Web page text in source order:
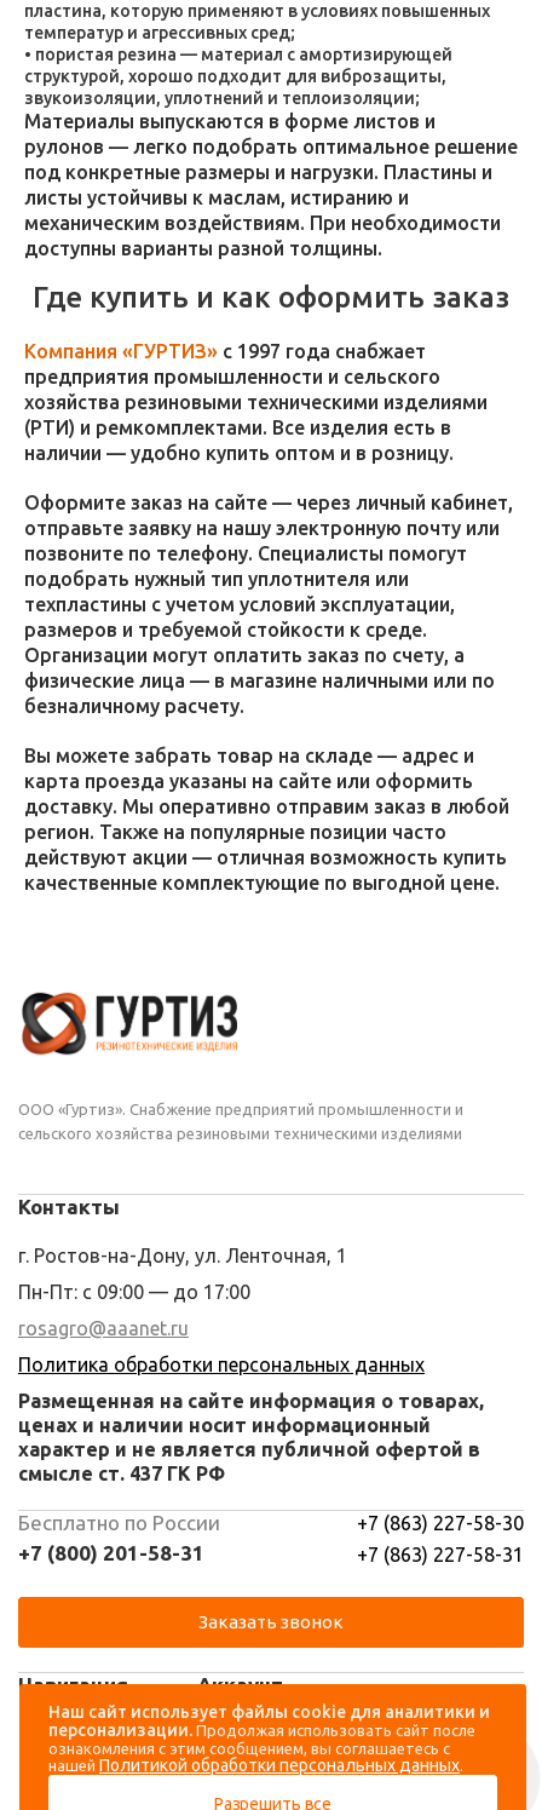
пластина, которую применяют в условиях повышенных
температур и агрессивных сред;
пористая резина — материал с амортизирующей
структурой, хорошо подходит для виброзащиты,
звукоизоляции, уплотнений и теплоизоляции;
Материалы выпускаются в форме листов и
рулонов — легко подобрать оптимальное решение
под конкретные размеры и нагрузки. Пластины и
листы устойчивы к маслам, истиранию и
механическим воздействиям. При необходимости
доступны варианты разной толщины.
Где купить и как оформить заказ
Компания «ГУРТИЗ» с 1997 года снабжает
предприятия промышленности и сельского
хозяйства резиновыми техническими изделиями
(РТИ) и ремкомплектами. Все изделия есть в
наличии — удобно купить оптом и в розницу.
Оформите заказ на сайте — через личный кабинет,
отправьте заявку на нашу электронную почту или
позвоните по телефону. Специалисты помогут
подобрать нужный тип уплотнителя или
техпластины с учетом условий эксплуатации,
размеров и требуемой стойкости к среде.
Организации могут оплатить заказ по счету, а
физические лица — в магазине наличными или по
безналичному расчету.
Вы можете забрать товар на складе — адрес и
карта проезда указаны на сайте или оформить
доставку. Мы оперативно отправим заказ в любой
регион. Также на популярные позиции часто
действуют акции — отличная возможность купить
качественные комплектующие по выгодной цене.
ООО «Гуртиз». Снабжение предприятий промышленности и
сельского хозяйства резиновыми техническими изделиями
Навигация
Каталог
О компании
Аккаунт
Вход
Регистрация
Контакты
г. Ростов-на-Дону, ул. Ленточная, 1
Пн-Пт: с 09:00 — до 17:00
rosagro@aaanet.ru
Политика обработки персональных данных
Размещенная на сайте информация о товарах,
ценах и наличии носит информационный
характер и не является публичной офертой в
смысле ст. 437 ГК РФ
Бесплатно по России
+7 (800) 201-58-31
+7 (863) 227-58-30
+7 (863) 227-58-31
Заказать звонок
Наш сайт использует файлы cookie для аналитики и
персонализации. Продолжая использовать сайт после
ознакомления с этим сообщением, вы соглашаетесь с
нашей Политикой обработки персональных данных.
Разрешить все